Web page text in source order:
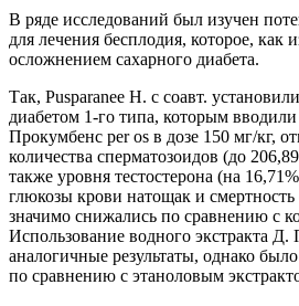
В ряде исследований был изучен
для лечения бесплодия, которое, как
осложнением сахарного диабета.
Так, Pusparanee H. с соавт.
диабетом 1-го типа, которым
Прокумбенс per os в дозе 150 мг/кг,
количества сперматозоидов (до
также уровня тестостерона (на
глюкозы крови натощак и смертность
значимо снижались по сравнению с
Использование водного экстракта Д.
аналогичные результаты, однако
по сравнению с этаноловым